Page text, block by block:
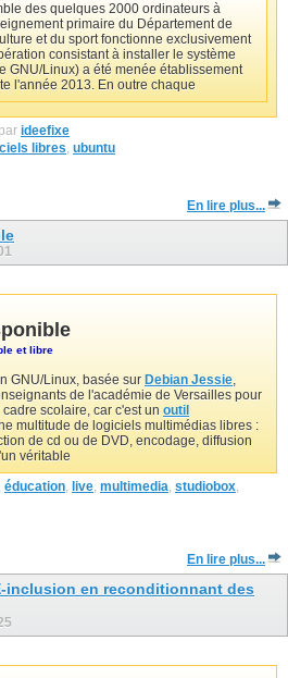
des quelques 2000 ordinateurs à
primaire du Département de
et du sport fonctionne exclusivement
consistant à installer le système
GNU/Linux) a été menée établissement
l'année 2013. En outre chaque
ideefixe
libres, ubuntu
En lire plus...
et libre
GNU/Linux, basée sur Debian Jessie,
de l'académie de Versailles pour
scolaire, car c'est un outil
multitude de logiciels multimédias libres :
de cd ou de DVD, encodage, diffusion
véritable
éducation, live, multimedia, studiobox,
En lire plus...
inclusion en reconditionnant des